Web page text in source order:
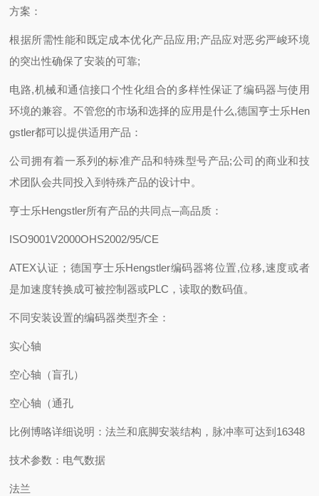
方案：
根据所需性能和既定成本优化产品应用;产品应对恶劣严峻环境
的突出性确保了安装的可靠;
电路,机械和通信接口个性化组合的多样性保证了编码器与使用
环境的兼容。不管您的市场和选择的应用是什么,德国亨士乐Hen
gstler都可以提供适用产品：
公司拥有着一系列的标准产品和特殊型号产品;公司的商业和技
术团队会共同投入到特殊产品的设计中。
亨士乐Hengstler所有产品的共同点─高品质：
ISO9001V2000OHS2002/95/CE
ATEX认证；德国亨士乐Hengstler编码器将位置,位移,速度或者
是加速度转换成可被控制器或PLC，读取的数码值。
不同安装设置的编码器类型齐全：
实心轴
空心轴（盲孔）
空心轴（通孔
比例博咯详细说明：法兰和底脚安装结构，脉冲率可达到16348
技术参数：电气数据
法兰